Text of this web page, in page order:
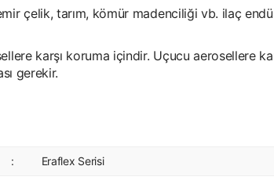
çelik, tarım, kömür madenciliği vb. ilaç
karşı koruma içindir. Uçucu aerosellere
gerekir.
: Eraflex Serisi